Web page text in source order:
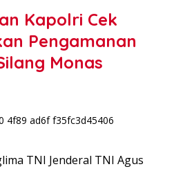
Kapolri Cek
Pengamanan
Monas
TNI Jenderal TNI Agus